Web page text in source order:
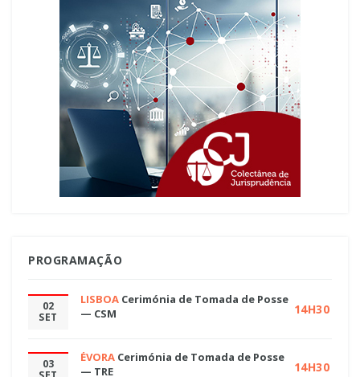
PROGRAMAÇÃO
02
SET
LISBOA Cerimónia de Tomada de Posse
— CSM
14H30
03
ÉVORA Cerimónia de Tomada de Posse
— TRE
14H30